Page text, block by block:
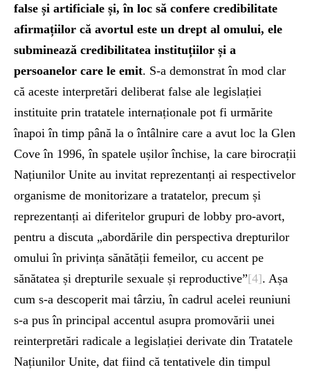
false și artificiale și, în loc să confere credibilitate
afirmațiilor că avortul este un drept al omului, ele
subminează credibilitatea instituțiilor și a
persoanelor care le emit. S-a demonstrat în mod clar
că aceste interpretări deliberat false ale legislației
instituite prin tratatele internaționale pot fi urmărite
înapoi în timp până la o întâlnire care a avut loc la Glen
Cove în 1996, în spatele ușilor închise, la care birocrații
Națiunilor Unite au invitat reprezentanți ai respectivelor
organisme de monitorizare a tratatelor, precum și
reprezentanți ai diferitelor grupuri de lobby pro-avort,
pentru a discuta „abordările din perspectiva drepturilor
omului în privința sănătății femeilor, cu accent pe
sănătatea și drepturile sexuale și reproductive”[4]. Așa
cum s-a descoperit mai târziu, în cadrul acelei reuniuni
s-a pus în principal accentul asupra promovării unei
reinterpretări radicale a legislației derivate din Tratatele
Națiunilor Unite, dat fiind că tentativele din timpul